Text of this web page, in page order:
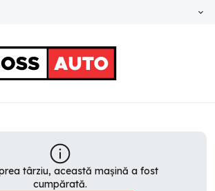
târziu, această mașină a fost
cumpărată.